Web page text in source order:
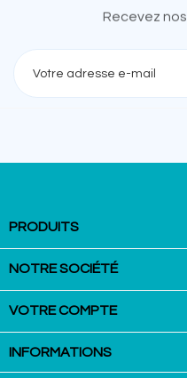
Recevez
PRODUITS
NOTRE SOCIÉTÉ
VOTRE COMPTE
INFORMATIONS